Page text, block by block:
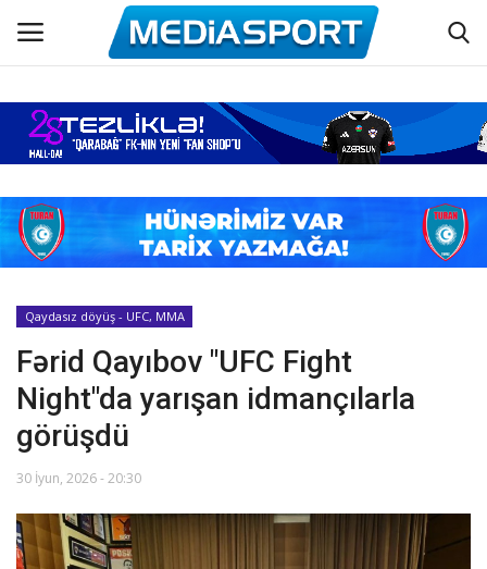
Əsas
Azərbaycan futbolu
Maraqlı
Əlaqə
Haqqımızda
Köşə yazıları
Dünya futbolu
Hadisə
Qaydasız döyüş - UFC, MMA
Fərid Qayıbov "UFC Fight
Night"da yarışan idmançılarla
görüşdü
30 İyun, 2026 - 20:30